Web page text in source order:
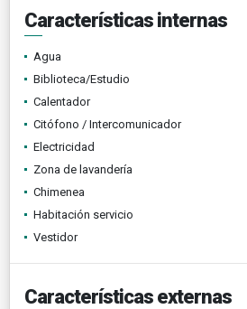
Características internas
Agua
Biblioteca/Estudio
Calentador
Citófono / Intercomunicador
Electricidad
Zona de lavandería
Chimenea
Habitación servicio
Vestidor
Características externas